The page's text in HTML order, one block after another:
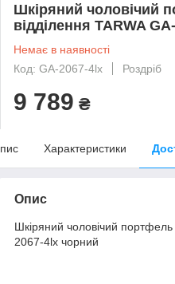
Шкіряний чоловічий
відділення TARWA
Немає в наявності
Код: GA-2067-4lx
Роздріб
9 789 ₴
Характеристики
Опис
Шкіряний чоловічий
2067-4lx чорний